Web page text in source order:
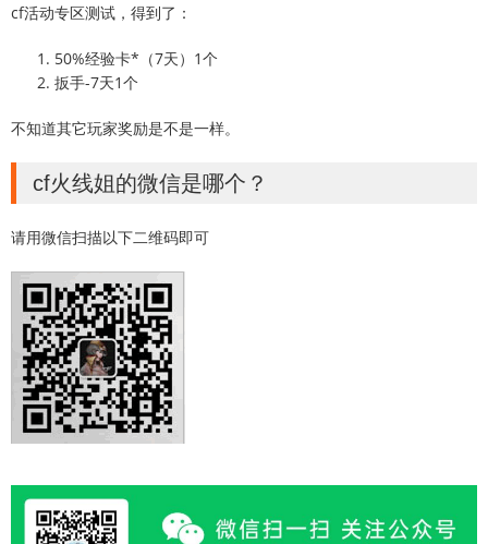
cf活动专区测试，得到了：
50%经验卡*（7天）1个
扳手-7天1个
不知道其它玩家奖励是不是一样。
cf火线姐的微信是哪个？
请用微信扫描以下二维码即可